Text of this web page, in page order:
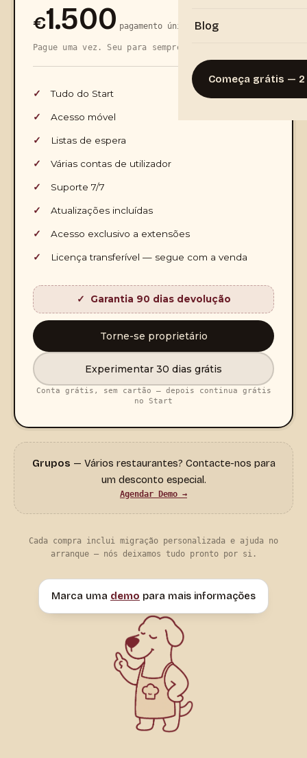
Blog
Começa grátis — 2
€1.500 pagamento único
Pague uma vez. Seu para sempre.
Tudo do Start
Acesso móvel
Listas de espera
Várias contas de utilizador
Suporte 7/7
Atualizações incluídas
Acesso exclusivo a extensões
Licença transferível — segue com a venda
Garantia 90 dias devolução
Torne-se proprietário
Experimentar 30 dias grátis
Conta grátis, sem cartão — depois continua grátis
no Start
Grupos — Vários restaurantes? Contacte-nos para
um desconto especial.
Agendar Demo →
Cada compra inclui migração personalizada e ajuda no
arranque — nós deixamos tudo pronto por si.
Marca uma demo para mais informações